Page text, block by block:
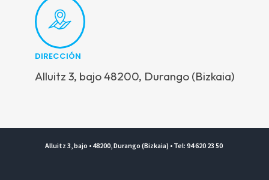
DIRECCIÓN
Alluitz 3, bajo 48200, Durango (Bizkaia)
Alluitz 3, bajo • 48200, Durango (Bizkaia) • Tel: 94 620 23 50